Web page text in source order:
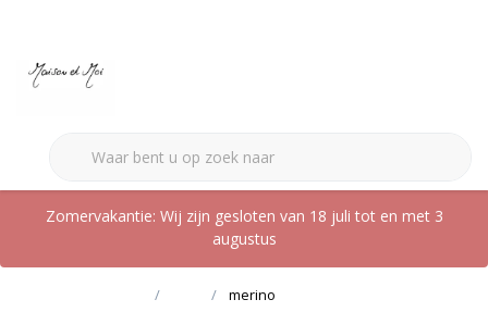
Zomervakantie: Wij zijn gesloten van 18 juli tot en met 3
augustus
merino